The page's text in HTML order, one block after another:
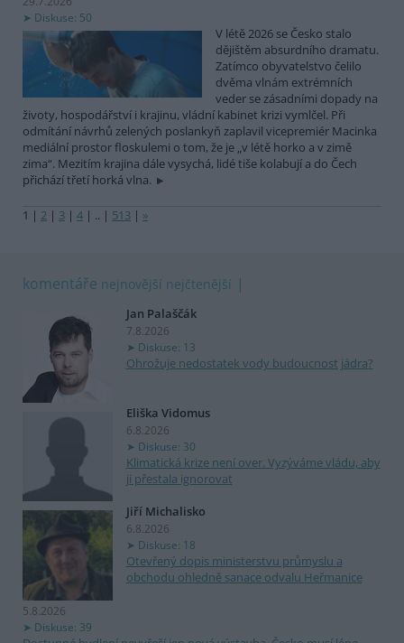
Diskuse: 50
V létě 2026 se Česko stalo
dějištěm absurdního dramatu.
Zatímco obyvatelstvo čelilo
dvěma vlnám extrémních
veder se zásadními dopady na
životy, hospodářství i krajinu, vládní kabinet krizi vymlčel. Při
odmítání návrhů zelených poslankyň zaplavil vicepremiér Macinka
mediální prostor floskulemi o tom, že je „v létě horko a v zimě
zima“. Mezitím krajina dále vysychá, lidé tiše kolabují a do Čech
přichází třetí horká vlna.
1 | 2 | 3 | 4 | .. | 513 | »
komentáře nejnovější nejčtenější
Jan Palaščák
7.8.2026
Diskuse: 13
Ohrožuje nedostatek vody budoucnost jádra?
Eliška Vidomus
6.8.2026
Diskuse: 30
Klimatická krize není over. Vyzýváme vládu, aby
ji přestala ignorovat
Jiří Michalisko
6.8.2026
Diskuse: 18
Otevřený dopis ministerstvu průmyslu a
obchodu ohledně sanace odvalu Heřmanice
5.8.2026
Diskuse: 39